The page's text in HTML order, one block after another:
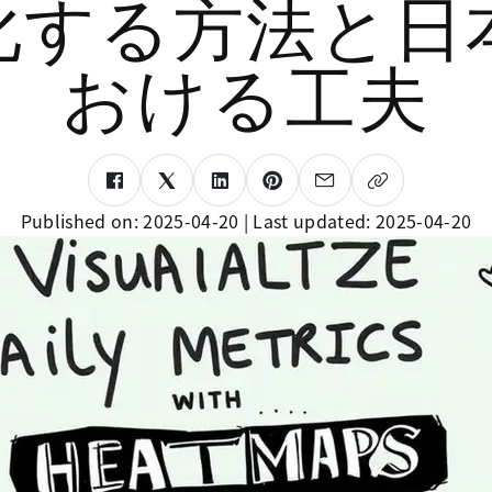
する方法と日
おける工夫
Published on:2025-04-20 | Last updated: 2025-04-20